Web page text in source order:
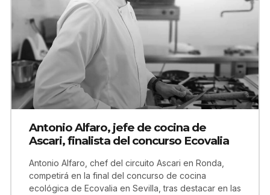
Antonio Alfaro, jefe de cocina de
Ascari, finalista del concurso Ecovalia
Antonio Alfaro, chef del circuito Ascari en Ronda,
competirá en la final del concurso de cocina
ecológica de Ecovalia en Sevilla, tras destacar en las